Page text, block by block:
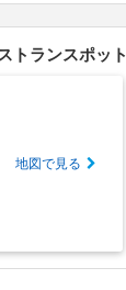
トランスポット
地図で見る